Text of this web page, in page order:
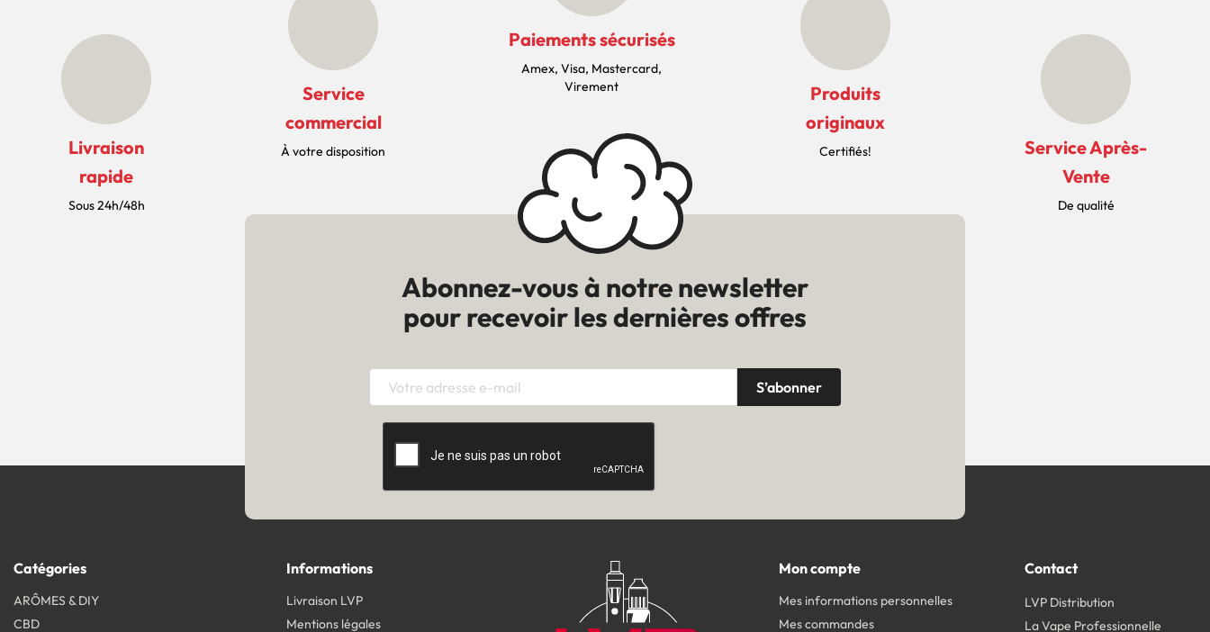
Livraison
rapide
Sous 24h/48h
Service
commercial
À votre disposition
Paiements sécurisés
Amex, Visa, Mastercard,
Virement
Produits
originaux
Certifiés!
Service Après-
Vente
De qualité
Abonnez-vous à notre newsletter
pour recevoir les dernières offres
Catégories
ARÔMES & DIY
CBD
Informations
Livraison LVP
Mentions légales
Mon compte
Mes informations personnelles
Mes commandes
Contact
LVP Distribution
La Vape Professionnelle